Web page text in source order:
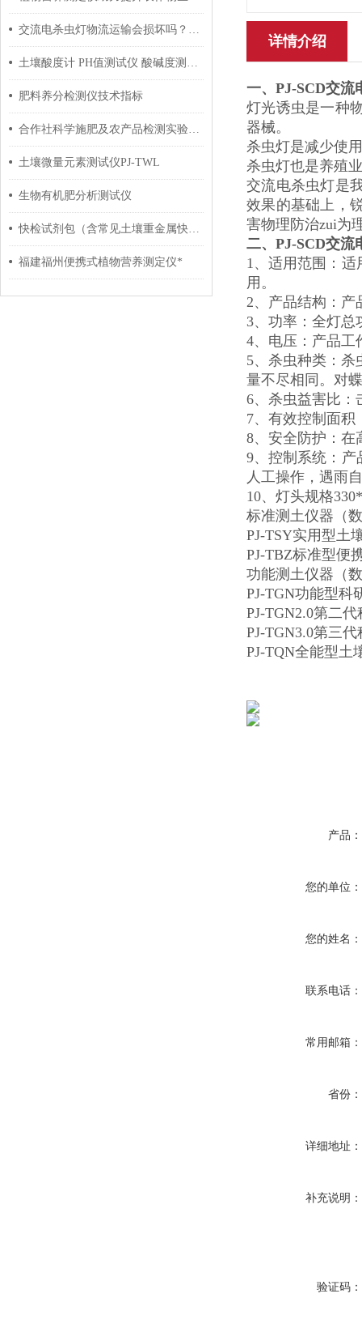
交流电杀虫灯物流运输会损坏吗？收到货后怎么安装？
土壤酸度计 PH值测试仪 酸碱度测量仪器
肥料养分检测仪技术指标
合作社科学施肥及农产品检测实验室建设配置
土壤微量元素测试仪PJ-TWL
生物有机肥分析测试仪
快检试剂包（含常见土壤重金属快检）的工艺及出厂技术路线
福建福州便携式植物营养测定仪*
详情介绍
一、 PJ-SCD交
灯光诱虫是一种
器械。
杀虫灯是减少使
杀虫灯也是养殖
交流电杀虫灯是
效果的基础上，
害物理防治zui为
二、 PJ-SCD交
1、适用范围：
用。
2、产品结构：产
3、 功率：全灯总
4、 电压：产品工
5、 杀虫种类：杀
量不尽相同。对
6、杀虫益害比：
7、有效控制面积
8、安全防护：在
9、控制系统：产
人工操作，遇雨
10、灯头规格
标准测土仪器（
PJ-TSY实用型土
PJ-TBZ标准型便
功能测土仪器（
PJ-TGN功能型科
PJ-TGN2.0第二
PJ-TGN3.0第三
PJ-TQN全能型土
产品：
您的单位：
您的姓名：
联系电话：
常用邮箱：
省份：
详细地址：
补充说明：
验证码：